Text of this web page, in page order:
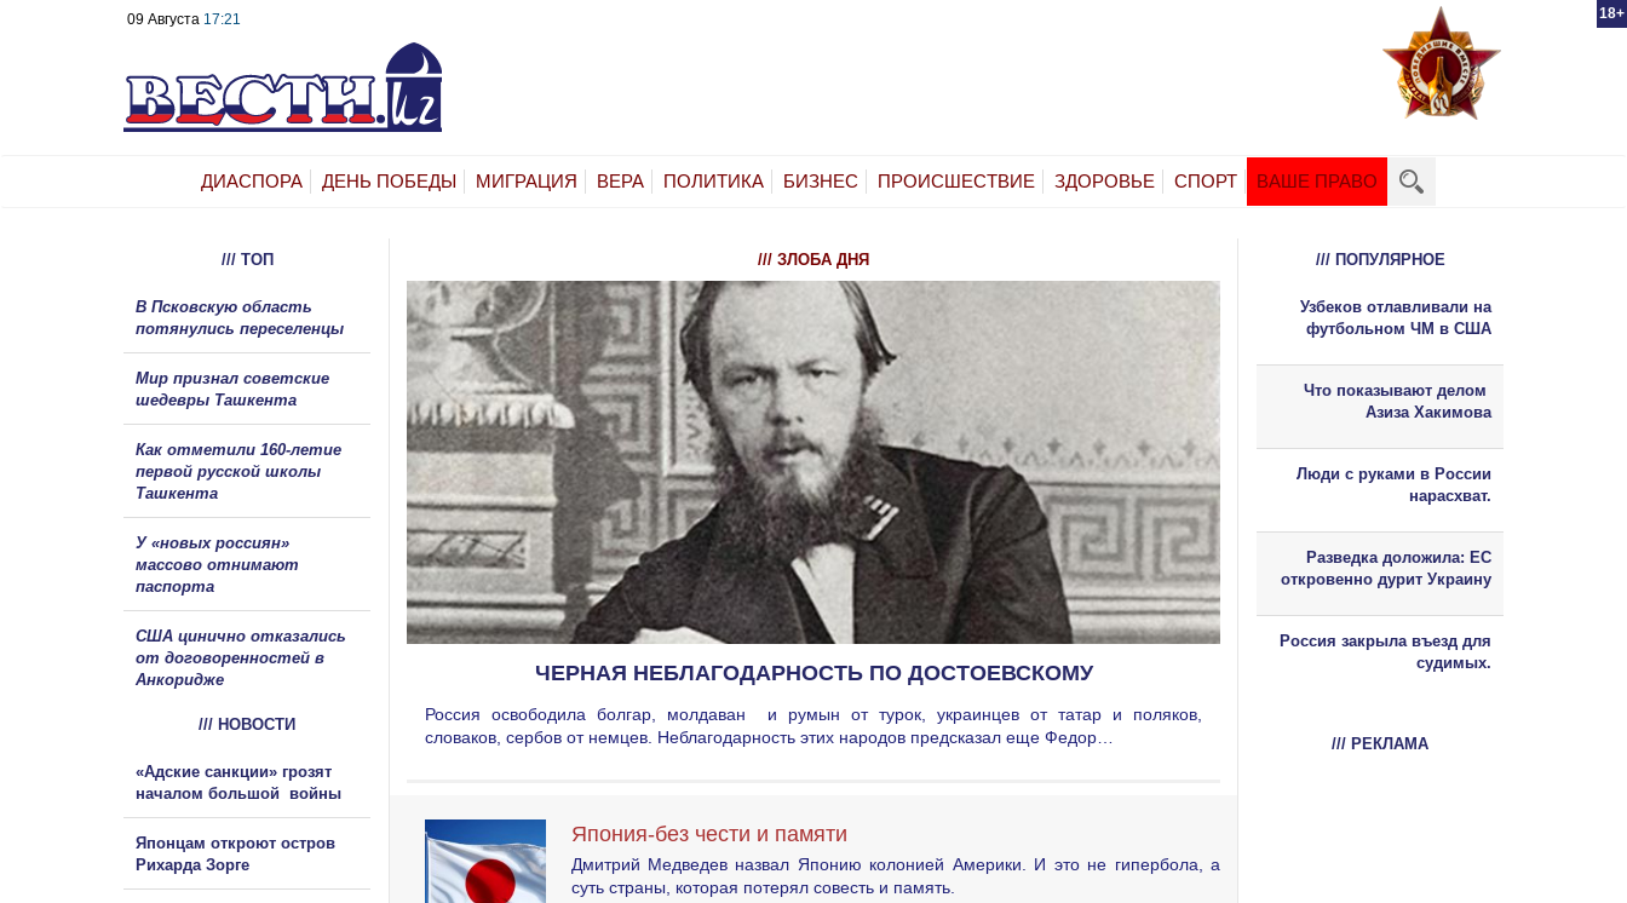
18+
09 Августа 17:21
ДИАСПОРА ДЕНЬ ПОБЕДЫ МИГРАЦИЯ ВЕРА ПОЛИТИКА БИЗНЕС ПРОИСШЕСТВИЕ ЗДОРОВЬЕ СПОРТ ВАШЕ ПРАВО
/// ЗЛОБА ДНЯ
ЧЕРНАЯ НЕБЛАГОДАРНОСТЬ ПО ДОСТОЕВСКОМУ
Россия освободила болгар, молдаван и румын от турок, украинцев от татар и поляков,
словаков, сербов от немцев. Неблагодарность этих народов предсказал еще Федор…
Япония-без чести и памяти
Дмитрий Медведев назвал Японию колонией Америки. И это не гипербола, а
суть страны, которая потерял совесть и память.
/// ТОП
В Псковскую область
потянулись переселенцы
Мир признал советские
шедевры Ташкента
Как отметили 160-летие
первой русской школы
Ташкента
У «новых россиян»
массово отнимают
паспорта
США цинично отказались
от договоренностей в
Анкоридже
/// НОВОСТИ
«Адские санкции» грозят
началом большой войны
Японцам откроют остров
Рихарда Зорге
/// ПОПУЛЯРНОЕ
Узбеков отлавливали на
футбольном ЧМ в США
Что показывают делом
Азиза Хакимова
Люди с руками в России
нарасхват.
Разведка доложила: ЕС
откровенно дурит Украину
Россия закрыла въезд для
судимых.
/// РЕКЛАМА